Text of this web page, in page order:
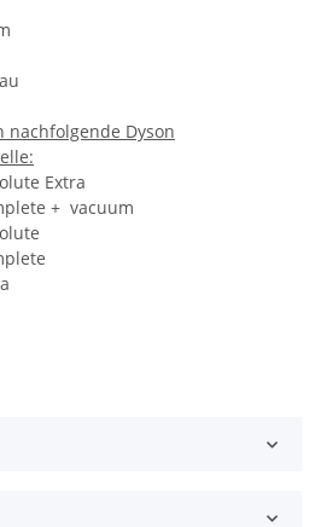
nachfolgende Dyson
Extra
+ vacuum